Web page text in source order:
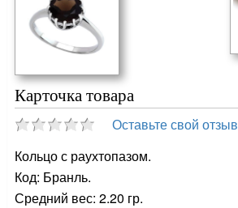
Карточка товара
Оставьте свой отзыв
Кольцо с раухтопазом.
Код: Бранль.
Средний вес: 2.20 гр.